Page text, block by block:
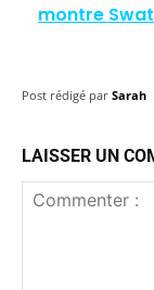
montre
Post rédigé par Sarah
LAISSER UN